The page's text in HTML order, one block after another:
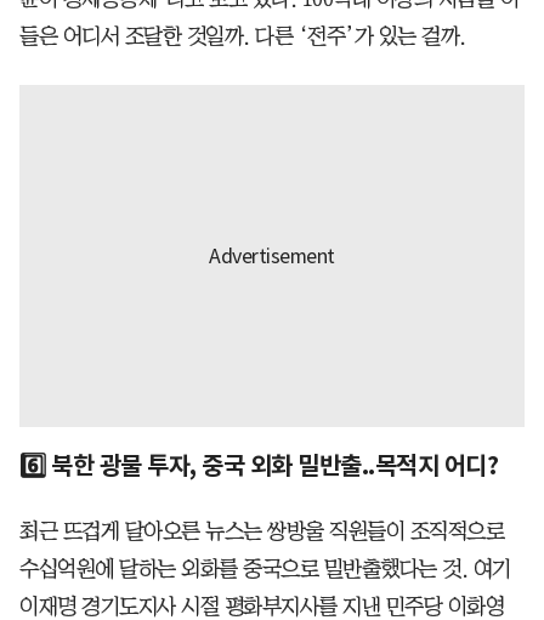
들은 어디서 조달한 것일까. 다른 ‘전주’가 있는 걸까.
6️⃣ 북한 광물 투자, 중국 외화 밀반출..목적지 어디?
최근 뜨겁게 달아오른 뉴스는 쌍방울 직원들이 조직적으로
수십억원에 달하는 외화를 중국으로 밀반출했다는 것. 여기
이재명 경기도지사 시절 평화부지사를 지낸 민주당 이화영